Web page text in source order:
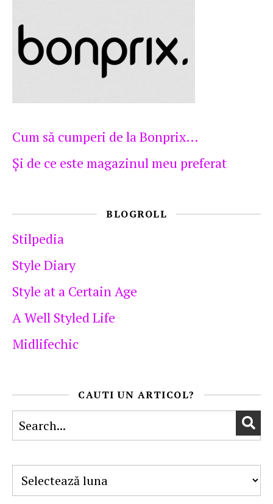
Cum să cumperi de la Bonprix…
Şi de ce este magazinul meu preferat
BLOGROLL
Stilpedia
Style Diary
Style at a Certain Age
A Well Styled Life
Midlifechic
CAUTI UN ARTICOL?
Arhive